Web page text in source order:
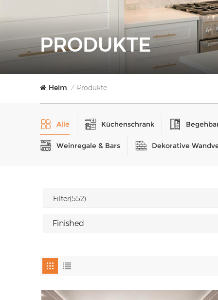
PRODUKTE
Heim / Produkte
Alle Küchenschrank
Weinregale & Bars Dekorative
Filter(552)